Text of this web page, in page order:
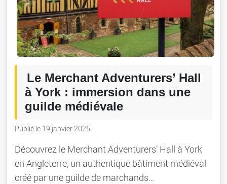
Le Merchant Adventurers’ Hall
à York : immersion dans une
guilde médiévale
Publié le 19 janvier 2025
Découvrez le Merchant Adventurers’ Hall à York
en Angleterre, un authentique bâtiment médiéval
créé par une guilde de marchands…